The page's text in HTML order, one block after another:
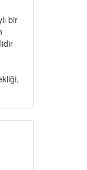
bir